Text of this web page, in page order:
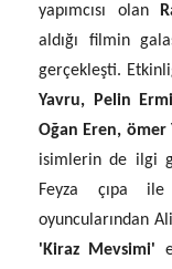
yapımcısı olan
aldığı filmin
gerçekleşti.
Yavru, Pelin
Oğan Eren, ömer
isimlerin de ilgi
Feyza çıpa
oyuncularından
'Kiraz Mevsimi'